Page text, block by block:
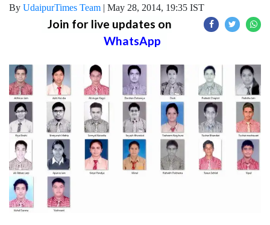
By UdaipurTimes Team | May 28, 2014, 19:35 IST
Join for live updates on
WhatsApp